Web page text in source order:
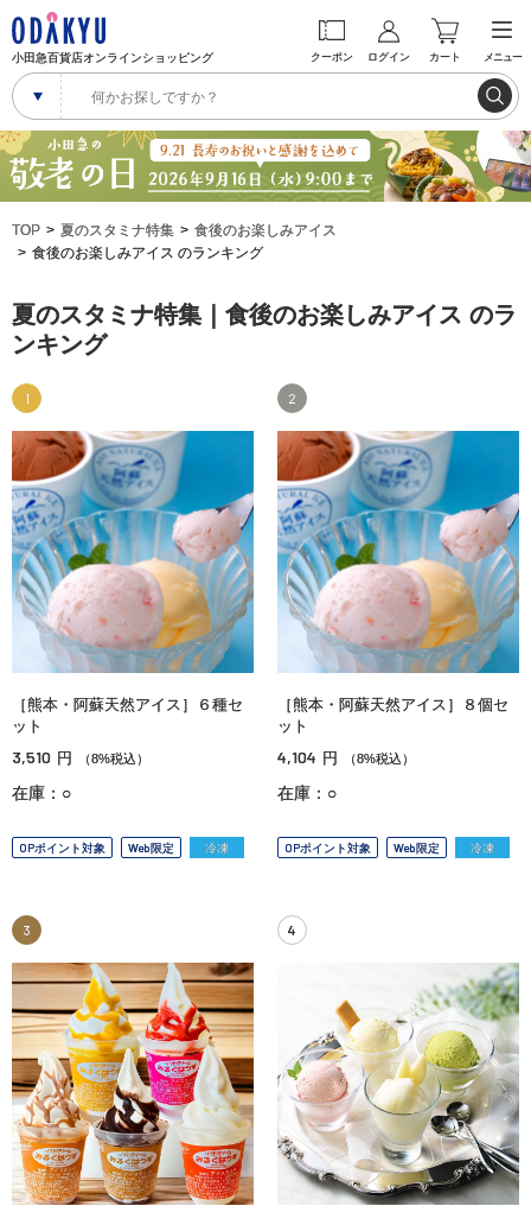
小田急百貨店オンラインショッピング クーポン ログイン カート メニュー
TOP 夏のスタミナ特集
食後のお楽しみアイス
食後のお楽しみアイス のランキング
夏のスタミナ特集｜食後のお楽しみアイス のラ
ンキング
1
［熊本・阿蘇天然アイス］６種セ
ット
3,510 円 （8%税込）
在庫：○
OPポイント対象 Web限定 冷凍
2
［熊本・阿蘇天然アイス］８個セ
ット
4,104 円 （8%税込）
在庫：○
OPポイント対象 Web限定 冷凍
3 4